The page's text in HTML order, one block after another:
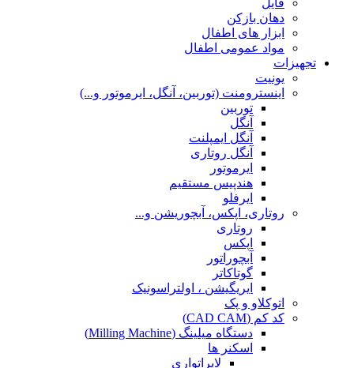
فایل
دهان بازکن
ابزار های اطفال
مواد عمومی اطفال
تجهیزات
یونیت
اینسترومنت (توربین، آنگل، ایرموتور و...)
توربین
آنگل
آنگل ایمپلنت
آنگل روتاری
ایرموتور
هندپیس مستقیم
ایرفلو
روتاری، اپکس، آبچوریشن و...
روتاری
اپکس
آبچوراتور
گوتاکاتر
ایریگیشن ، اولتراسونیک
اتوکلاو و پک
کد کم (CAD CAM)
دستگاه میلینگ (Milling Machine)
اسکنر ها
لابراتواری